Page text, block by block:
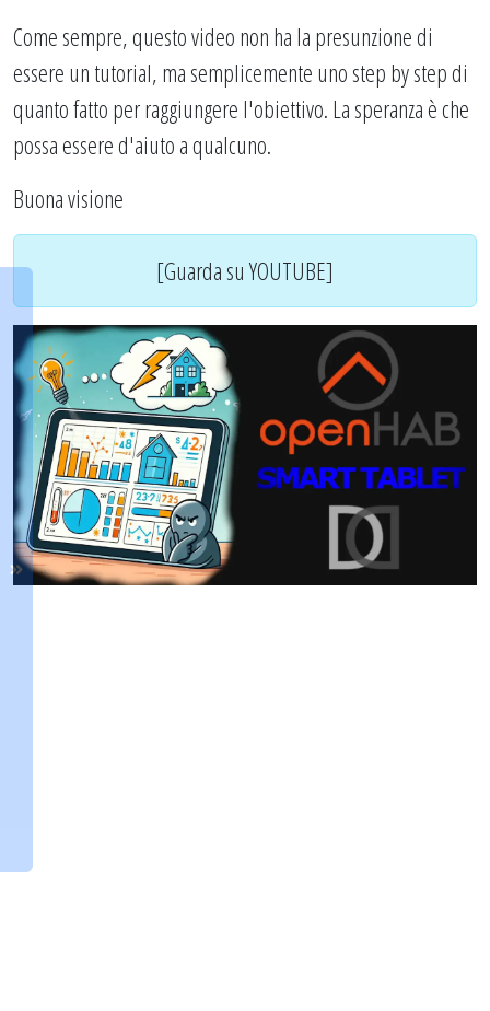
Come sempre, questo video non ha la presunzione di
essere un tutorial, ma semplicemente uno step by step di
quanto fatto per raggiungere l'obiettivo. La speranza è che
possa essere d'aiuto a qualcuno.
Buona visione
[Guarda su YOUTUBE]